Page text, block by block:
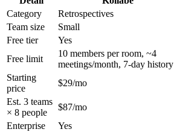
Category
Retrospectives
Team size
Small
Free tier
Yes
Free limit
10 members per room, ~4
meetings/month, 7-day history
Starting
price
$29/mo
Est. 3 teams
× 8 people
$87/mo
Enterprise
Yes